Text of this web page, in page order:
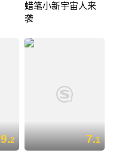
蜡笔小新宇宙人来
袭
9.2 7.1